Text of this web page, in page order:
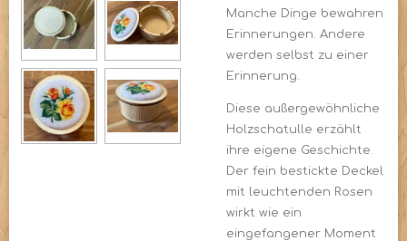
Manche Dinge bewahren
Erinnerungen. Andere
werden selbst zu einer
Erinnerung.
Diese außergewöhnliche
Holzschatulle erzählt
ihre eigene Geschichte.
Der fein bestickte Deckel
mit leuchtenden Rosen
wirkt wie ein
eingefangener Moment